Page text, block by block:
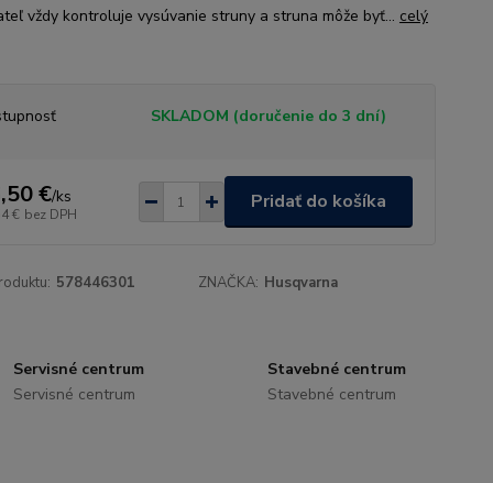
vždy kontroluje vysúvanie struny a struna môže byť... celý
SKLADOM (doručenie do 3 dní)
€/ks
€ bez DPH
Pridať do košíka
578446301 ZNAČKA: Husqvarna
Servisné centrum
Servisné centrum
Stavebné centrum
Stavebné centrum